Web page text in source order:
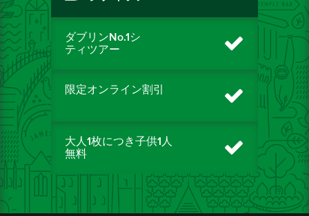
ダブリンNo.1シ
ティツアー
限定オンライン割引
大人1枚につき子供1人
無料